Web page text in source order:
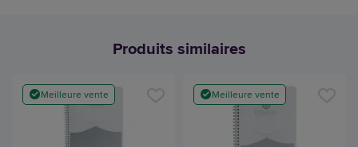
Produits similaires
Meilleure vente Meilleure vente